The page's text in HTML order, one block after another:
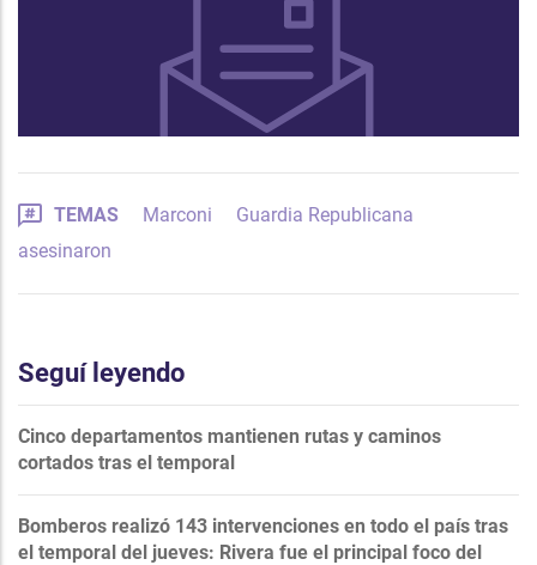
TEMAS Marconi
Guardia Republicana
asesinaron
Seguí leyendo
Cinco departamentos mantienen rutas y caminos
cortados tras el temporal
Bomberos realizó 143 intervenciones en todo el país tras
el temporal del jueves: Rivera fue el principal foco del